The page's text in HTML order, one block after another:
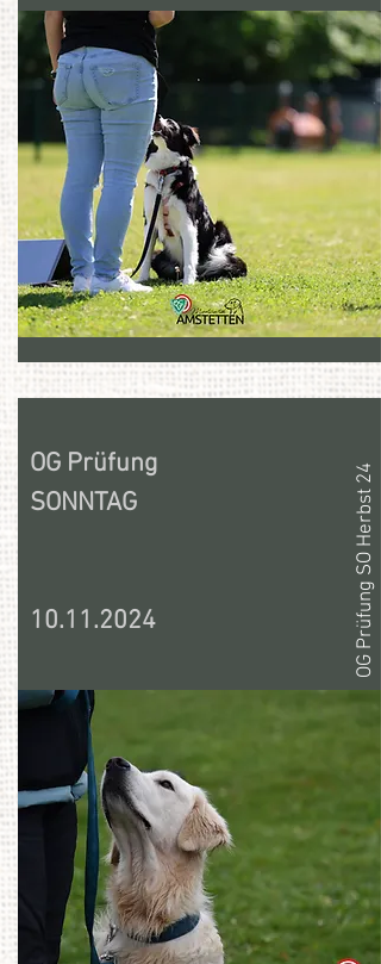
OG Prüfung SO Herbst 24
OG Prüfung
SONNTAG
10.11.2024